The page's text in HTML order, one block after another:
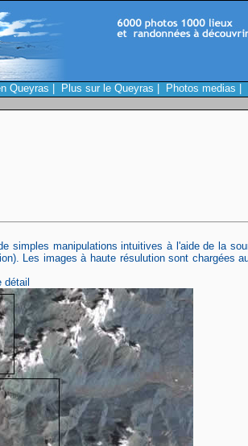
Queyras Plus sur le Queyras Photos medias
simples manipulations intuitives à l'aide de la
Les images à haute résulution sont chargées